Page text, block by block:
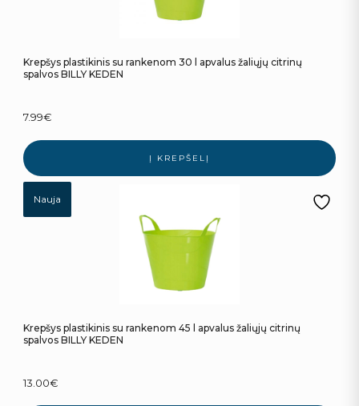
Krepšys plastikinis su rankenom 30 l apvalus žaliųjų citrinų
spalvos BILLY KEDEN
7.99€
Į KREPŠELĮ
Nauja
Krepšys plastikinis su rankenom 45 l apvalus žaliųjų citrinų
spalvos BILLY KEDEN
13.00€